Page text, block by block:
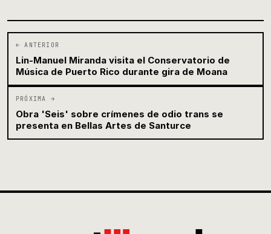
← ANTERIOR
Lin-Manuel Miranda visita el Conservatorio de
Música de Puerto Rico durante gira de Moana
PRÓXIMA →
Obra 'Seis' sobre crímenes de odio trans se
presenta en Bellas Artes de Santurce